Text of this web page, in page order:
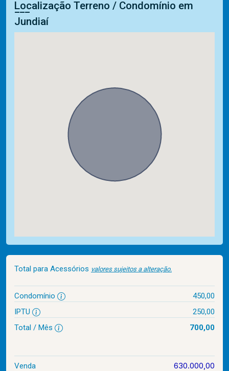
Localização Terreno / Condomínio em
Jundiaí
Total para Acessórios valores sujeitos a alteração.
Condomínio
450,00
IPTU
250,00
Total / Mês
700,00
Venda 630.000,00